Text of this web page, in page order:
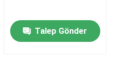
Talep Gönder